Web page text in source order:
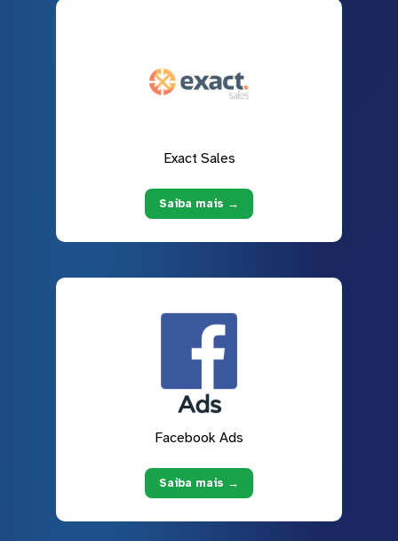
Exact Sales
Saiba mais →
Facebook Ads
Saiba mais →